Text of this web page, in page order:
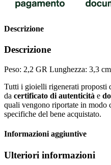
Descrizione
Descrizione
Peso: 2,2 GR Lunghezza: 3,3 cm
Tutti i gioielli rigenerati proposti
da certificato di autenticità e
quali vengono riportate in modo
specifiche del bene acquistato.
Informazioni aggiuntive
Ulteriori informazioni